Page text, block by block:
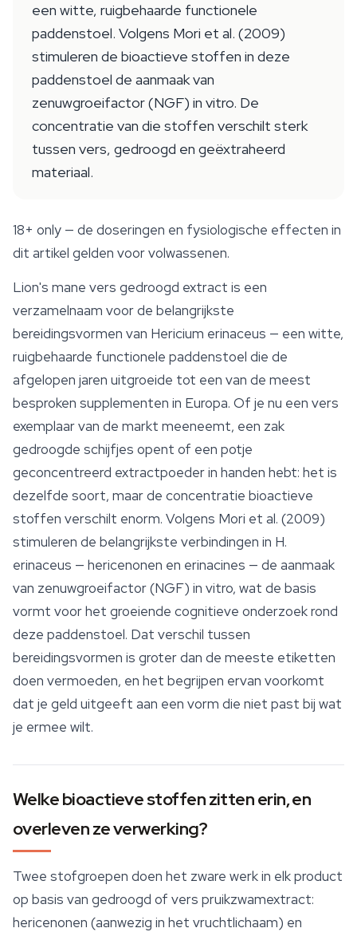
een witte, ruigbehaarde functionele
paddenstoel. Volgens Mori et al. (2009)
stimuleren de bioactieve stoffen in deze
paddenstoel de aanmaak van
zenuwgroeifactor (NGF) in vitro. De
concentratie van die stoffen verschilt sterk
tussen vers, gedroogd en geëxtraheerd
materiaal.
18+ only — de doseringen en fysiologische effecten in
dit artikel gelden voor volwassenen.
Lion's mane vers gedroogd extract is een
verzamelnaam voor de belangrijkste
bereidingsvormen van Hericium erinaceus — een witte,
ruigbehaarde functionele paddenstoel die de
afgelopen jaren uitgroeide tot een van de meest
besproken supplementen in Europa. Of je nu een vers
exemplaar van de markt meeneemt, een zak
gedroogde schijfjes opent of een potje
geconcentreerd extractpoeder in handen hebt: het is
dezelfde soort, maar de concentratie bioactieve
stoffen verschilt enorm. Volgens Mori et al. (2009)
stimuleren de belangrijkste verbindingen in H.
erinaceus — hericenonen en erinacines — de aanmaak
van zenuwgroeifactor (NGF) in vitro, wat de basis
vormt voor het groeiende cognitieve onderzoek rond
deze paddenstoel. Dat verschil tussen
bereidingsvormen is groter dan de meeste etiketten
doen vermoeden, en het begrijpen ervan voorkomt
dat je geld uitgeeft aan een vorm die niet past bij wat
je ermee wilt.
Welke bioactieve stoffen zitten erin, en
overleven ze verwerking?
Twee stofgroepen doen het zware werk in elk product
op basis van gedroogd of vers pruikzwamextract:
hericenonen (aanwezig in het vruchtlichaam) en